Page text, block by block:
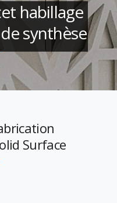
habillage
synthèse
Surface